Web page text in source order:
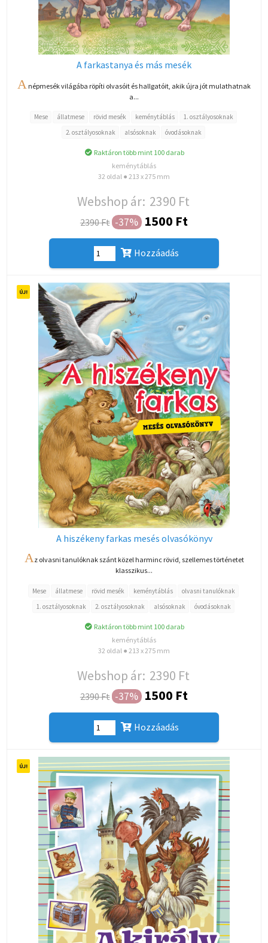
A farkastanya és más mesék
A népmesék világába röpíti olvasóit és hallgatóit, akik újra jót mulathatnak
a...
Mese állatmese rövid mesék keménytáblás
1. osztályosoknak
2. osztályosoknak
alsósoknak óvodásoknak
Raktáron több mint 100 darab
keménytáblás
32 oldal ● 213 x 275 mm
Webshop ár: 2390 Ft
2390 Ft -37% 1500 Ft
Hozzáadás
A hiszékeny farkas mesés olvasókönyv
Az olvasni tanulóknak szánt közel harminc rövid, szellemes történetet
klasszikus...
Mese állatmese rövid mesék keménytáblás
olvasni tanulóknak
1. osztályosoknak
2. osztályosoknak alsósoknak óvodásoknak
Raktáron több mint 100 darab
keménytáblás
32 oldal ● 213 x 275 mm
Webshop ár: 2390 Ft
2390 Ft -37% 1500 Ft
Hozzáadás